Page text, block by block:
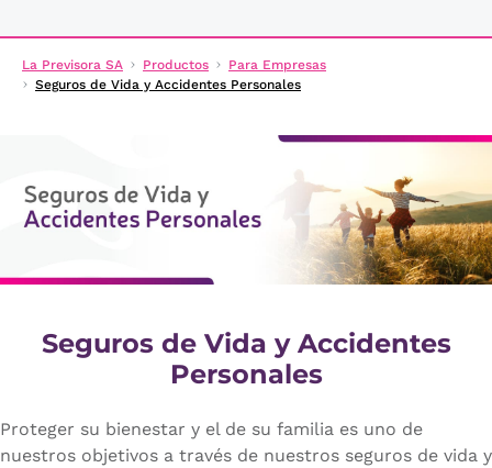
La Previsora SA Productos
Para Empresas
Seguros de Vida y Accidentes Personales
Seguros de Vida y Accidentes
Personales
Proteger su bienestar y el de su familia es uno de
nuestros objetivos a través de nuestros seguros de vida y